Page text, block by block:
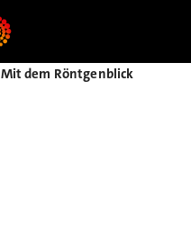
Mit dem Röntgenblick